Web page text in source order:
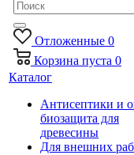
Отложенные 0
Корзина пуста 0
Каталог
Антисептики и
биозащита для
древесины
Для внешних